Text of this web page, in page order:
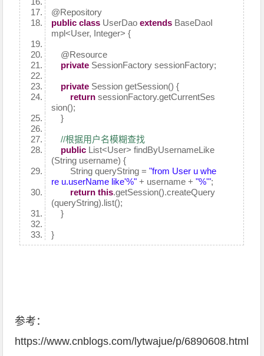
@Repository
public class UserDaoextends BaseDaoI
mpl<User, Integer> {
@Resource
private SessionFactory sessionFactory;
private Session getSession() {
return sessionFactory.getCurrentSes
sion();
}
//根据用户名模糊查找
public List<User> findByUsernameLike
(String username) {
String queryString ="from User u whe
re u.userName like'%" + username +"%'";
return this.getSession().createQuery
(queryString).list();
}
}
参考：
https://www.cnblogs.com/lytwajue/p/6890608.html